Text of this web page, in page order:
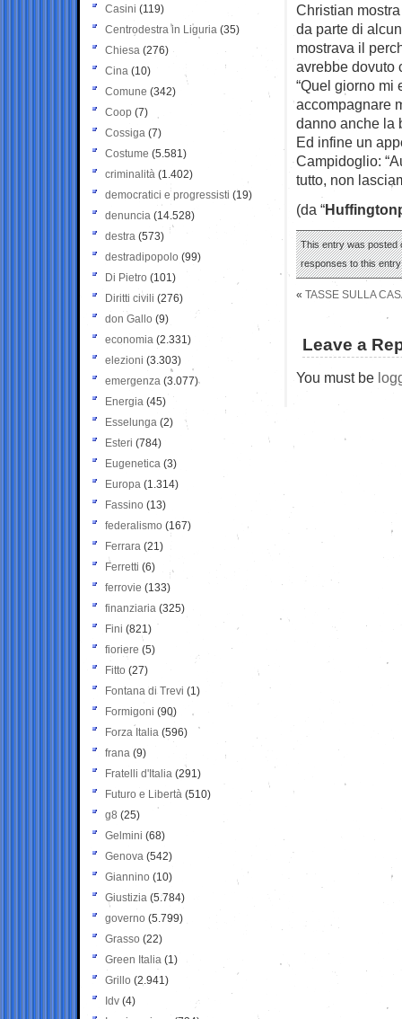
Christian
da parte di
mostrava il
avrebbe dovuto
“Quel giorno mi
accompagnare
danno anche la
Ed infine un
Campidoglio:
tutto, non
(da “
This entry was posted
responses to this
« TASSE SULLA
Leave a
You must be
Casini (119)
Centrodestra in Liguria (35)
Chiesa (276)
Cina (10)
Comune (342)
Coop (7)
Cossiga (7)
Costume (5.581)
criminalità (1.402)
democratici e progressisti (19)
denuncia (14.528)
destra (573)
destradipopolo (99)
Di Pietro (101)
Diritti civili (276)
don Gallo (9)
economia (2.331)
elezioni (3.303)
emergenza (3.077)
Energia (45)
Esselunga (2)
Esteri (784)
Eugenetica (3)
Europa (1.314)
Fassino (13)
federalismo (167)
Ferrara (21)
Ferretti (6)
ferrovie (133)
finanziaria (325)
Fini (821)
fioriere (5)
Fitto (27)
Fontana di Trevi (1)
Formigoni (90)
Forza Italia (596)
frana (9)
Fratelli d'Italia (291)
Futuro e Libertà (510)
g8 (25)
Gelmini (68)
Genova (542)
Giannino (10)
Giustizia (5.784)
governo (5.799)
Grasso (22)
Green Italia (1)
Grillo (2.941)
Idv (4)